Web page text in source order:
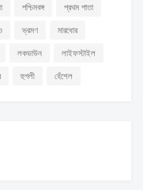
পশ্চিমবঙ্গ
প্রথম পাতা
ভ্রমণ
মারধোর
লকডাউন
লাইফস্টাইল
হুগলী হেঁশেল